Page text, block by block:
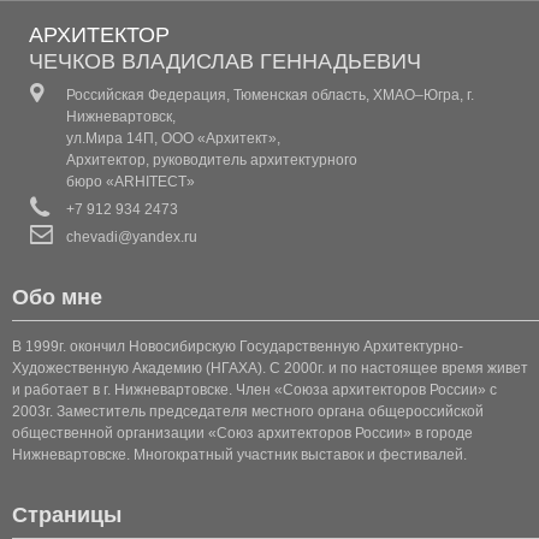
КОТТЕДЖ 2
КОТТЕДЖ 3
КОТТЕДЖ 4
КОТТЕДЖ 5
КОТТЕДЖ (КЛАССИКА 1)
КОТТЕДЖ (КЛАССИКА 2)
КОТТЕДЖ (КЛАССИКА 3)
КОТТЕДЖ 8
АРХИТЕКТОР
ЧЕЧКОВ ВЛАДИСЛАВ ГЕННАДЬЕВИЧ
Российская Федерация, Тюменская область, ХМАО–Югра, г.
Нижневартовск,
ул.Мира 14П, ООО «Архитект»,
Архитектор, руководитель архитектурного
бюро «ARHITECT»
+7 912 934 2473
chevadi@yandex.ru
Обо мне
В 1999г. окончил Новосибирскую Государственную Архитектурно-
Художественную Академию (НГАХА). С 2000г. и по настоящее время живет
и работает в г. Нижневартовске. Член «Союза архитекторов России» с
2003г. Заместитель председателя местного органа общероссийской
общественной организации «Союз архитекторов России» в городе
Нижневартовске. Многократный участник выставок и фестивалей.
Страницы